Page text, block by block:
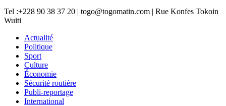
Tel :+228 90 38 37 20 | togo@togomatin.com | Rue Konfes Tokoin
Wuiti
Actualité
Politique
Sport
Culture
Économie
Sécurité routière
Publi-reportage
International